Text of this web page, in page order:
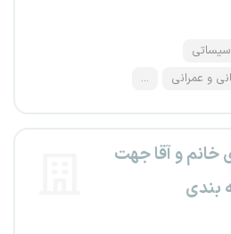
و عمرانی
...
خانم و آقا جهت
بندی